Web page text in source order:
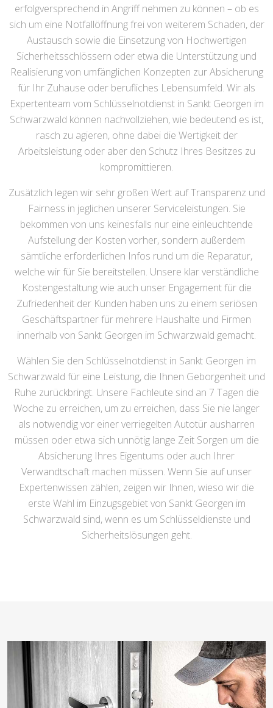
erfolgversprechend in Angriff nehmen zu können – ob es
sich um eine Notfallöffnung frei von weiterem Schaden, der
Austausch sowie die Einsetzung von Hochwertigen
Sicherheitsschlössern oder etwa die Unterstützung und
Realisierung von umfänglichen Konzepten zur Absicherung
für Ihr Zuhause oder berufliches Lebensumfeld. Wir als
Expertenteam vom Schlüsselnotdienst in Sankt Georgen im
Schwarzwald können nachvollziehen, wie bedeutend es ist,
rasch zu agieren, ohne dabei die Wertigkeit der
Arbeitsleistung oder aber den Schutz Ihres Besitzes zu
kompromittieren.
Zusätzlich legen wir sehr großen Wert auf Transparenz und
Fairness in jeglichen unserer Serviceleistungen. Sie
bekommen von uns keinesfalls nur eine einleuchtende
Aufstellung der Kosten vorher, sondern außerdem
sämtliche erforderlichen Infos rund um die Reparatur,
welche wir für Sie bereitstellen. Unsere klar verständliche
Kostengestaltung wie auch unser Engagement für die
Zufriedenheit der Kunden haben uns zu einem seriösen
Geschäftspartner für mehrere Haushalte und Firmen
innerhalb von Sankt Georgen im Schwarzwald gemacht.
Wählen Sie den Schlüsselnotdienst in Sankt Georgen im
Schwarzwald für eine Leistung, die Ihnen Geborgenheit und
Ruhe zurückbringt. Unsere Fachleute sind an 7 Tagen die
Woche zu erreichen, um zu erreichen, dass Sie nie länger
als notwendig vor einer verriegelten Autotür ausharren
müssen oder etwa sich unnötig lange Zeit Sorgen um die
Absicherung Ihres Eigentums oder auch Ihrer
Verwandtschaft machen müssen. Wenn Sie auf unser
Expertenwissen zählen, zeigen wir Ihnen, wieso wir die
erste Wahl im Einzugsgebiet von Sankt Georgen im
Schwarzwald sind, wenn es um Schlüsseldienste und
Sicherheitslösungen geht.